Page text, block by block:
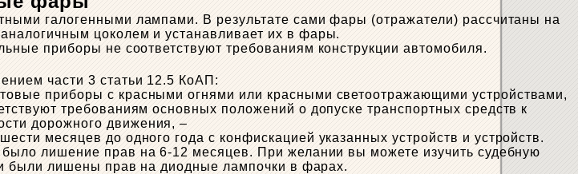
галогенными лампами. В результате сами фары (отражатели) рассчитаны на
цоколем и устанавливает их в фары.
приборы не соответствуют требованиям конструкции автомобиля.
части 3 статьи 12.5 КоАП:
приборы с красными огнями или красными светоотражающими устройствами,
требованиям основных положений о допуске транспортных средств к
дорожного движения, –
месяцев до одного года с конфискацией указанных устройств и устройств.
лишение прав на 6-12 месяцев. При желании вы можете изучить судебную
были лишены прав на диодные лампочки в фарах.